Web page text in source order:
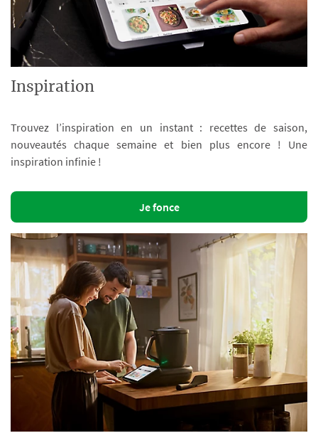
Inspiration
Trouvez l’inspiration en un instant : recettes de saison,
nouveautés chaque semaine et bien plus encore ! Une
inspiration infinie !
Je fonce